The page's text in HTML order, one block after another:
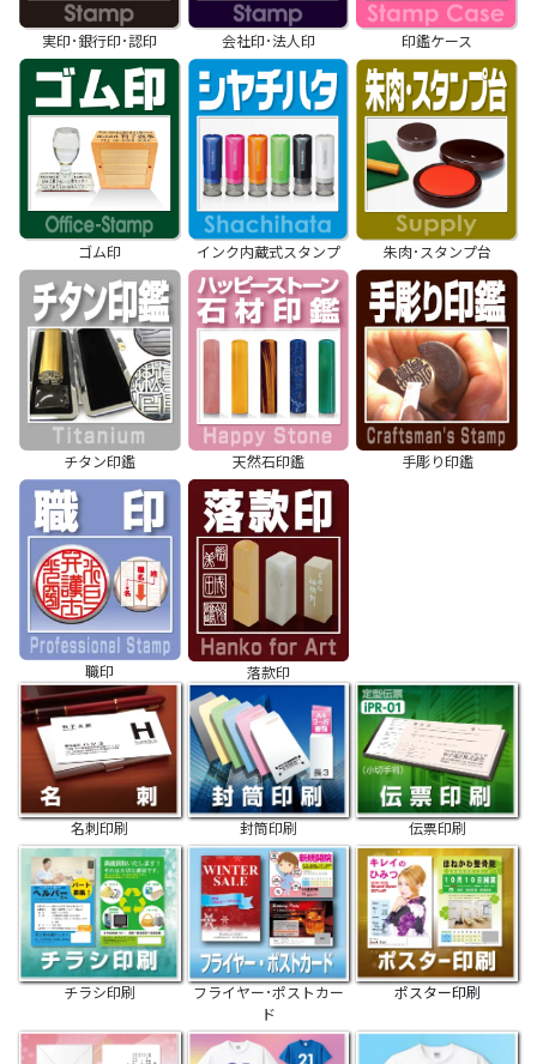
実印･銀行印･認印 会社印･法人印 印鑑ケース
ゴム印 インク内蔵式スタンプ 朱肉･スタンプ台
チタン印鑑 天然石印鑑 手彫り印鑑
職印 落款印
名刺印刷 封筒印刷 伝票印刷
チラシ印刷
フライヤー･ポストカー
ド
ポスター印刷